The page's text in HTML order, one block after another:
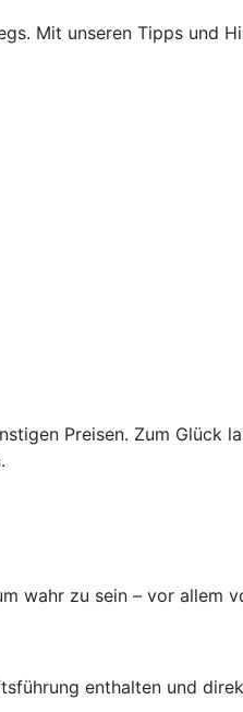
Mit unseren Tipps und
Preisen. Zum Glück
wahr zu sein – vor allem
enthalten und